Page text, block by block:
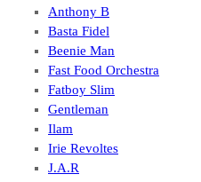
Anthony B
Basta Fidel
Beenie Man
Fast Food Orchestra
Fatboy Slim
Gentleman
Ilam
Irie Revoltes
J.A.R